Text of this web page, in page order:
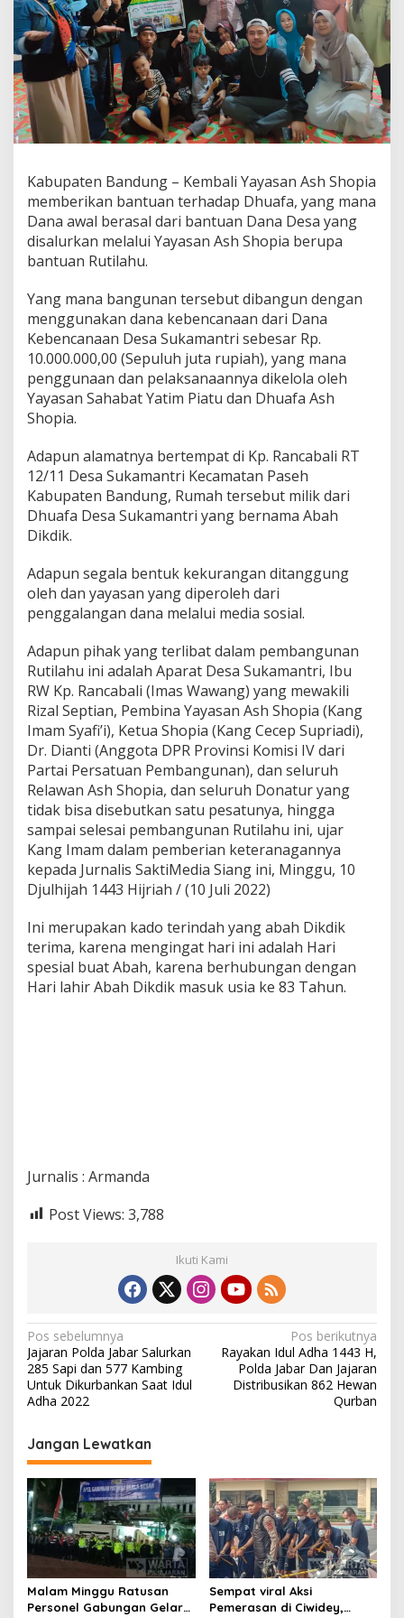
u
)
D
h
u
a
f
a
d
i
P
e
m
e
n
t
a
h
a
n
D
S
u
k
a
t
r
i
i
s
a
l
r
k
a
n
M
e
l
a
l
u
s
h
S
h
Kabupaten Bandung – Kembali Yayasan Ash Shopia
memberikan bantuan terhadap Dhuafa, yang mana
Dana awal berasal dari bantuan Dana Desa yang
disalurkan melalui Yayasan Ash Shopia berupa
bantuan Rutilahu.
Yang mana bangunan tersebut dibangun dengan
menggunakan dana kebencanaan dari Dana
Kebencanaan Desa Sukamantri sebesar Rp.
10.000.000,00 (Sepuluh juta rupiah), yang mana
penggunaan dan pelaksanaannya dikelola oleh
Yayasan Sahabat Yatim Piatu dan Dhuafa Ash
Shopia.
Adapun alamatnya bertempat di Kp. Rancabali RT
12/11 Desa Sukamantri Kecamatan Paseh
Kabupaten Bandung, Rumah tersebut milik dari
Dhuafa Desa Sukamantri yang bernama Abah
Dikdik.
Adapun segala bentuk kekurangan ditanggung
oleh dan yayasan yang diperoleh dari
penggalangan dana melalui media sosial.
Adapun pihak yang terlibat dalam pembangunan
Rutilahu ini adalah Aparat Desa Sukamantri, Ibu
RW Kp. Rancabali (Imas Wawang) yang mewakili
Rizal Septian, Pembina Yayasan Ash Shopia (Kang
Imam Syafi’i), Ketua Shopia (Kang Cecep Supriadi),
Dr. Dianti (Anggota DPR Provinsi Komisi IV dari
Partai Persatuan Pembangunan), dan seluruh
Relawan Ash Shopia, dan seluruh Donatur yang
tidak bisa disebutkan satu pesatunya, hingga
sampai selesai pembangunan Rutilahu ini, ujar
Kang Imam dalam pemberian keteranagannya
kepada Jurnalis SaktiMedia Siang ini, Minggu, 10
Djulhijah 1443 Hijriah / (10 Juli 2022)
Ini merupakan kado terindah yang abah Dikdik
terima, karena mengingat hari ini adalah Hari
spesial buat Abah, karena berhubungan dengan
Hari lahir Abah Dikdik masuk usia ke 83 Tahun.
Jurnalis : Armanda
Post Views: 3,788
Ikuti Kami
N
a
v
g
a
s
i
p
s
Pos sebelumnya
Jajaran Polda Jabar Salurkan
285 Sapi dan 577 Kambing
Untuk Dikurbankan Saat Idul
Adha 2022
Pos berikutnya
Rayakan Idul Adha 1443 H,
Polda Jabar Dan Jajaran
Distribusikan 862 Hewan
Qurban
Jangan Lewatkan
Malam Minggu Ratusan
Personel Gabungan Gelar
Sempat viral Aksi
Pemerasan di Ciwidey,